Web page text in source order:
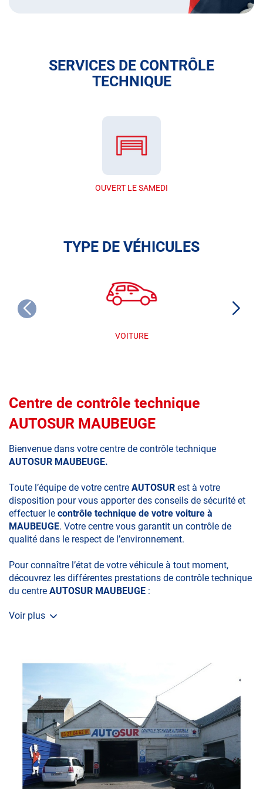
SERVICES DE CONTRÔLE
TECHNIQUE
OUVERT LE SAMEDI
TYPE DE VÉHICULES
VOITURE
Centre de contrôle technique
AUTOSUR MAUBEUGE
Bienvenue dans votre centre de contrôle technique
AUTOSUR MAUBEUGE.
Toute l’équipe de votre centre AUTOSUR est à votre
disposition pour vous apporter des conseils de sécurité et
effectuer le contrôle technique de votre voiture à
MAUBEUGE. Votre centre vous garantit un contrôle de
qualité dans le respect de l’environnement.
Pour connaître l’état de votre véhicule à tout moment,
découvrez les différentes prestations de contrôle technique
du centre AUTOSUR MAUBEUGE :
• le contrôle technique obligatoire
• le contrôle des véhicules hybrides ou électriques
• le contrôle de la Catégorie L (moto, scooter, mobylette, 3
roues, quad, voiturette, voiture sans permis)
• le pré-contrôle contrôle technique ou contrôle technique
volontaire / partiel)
Voir plus